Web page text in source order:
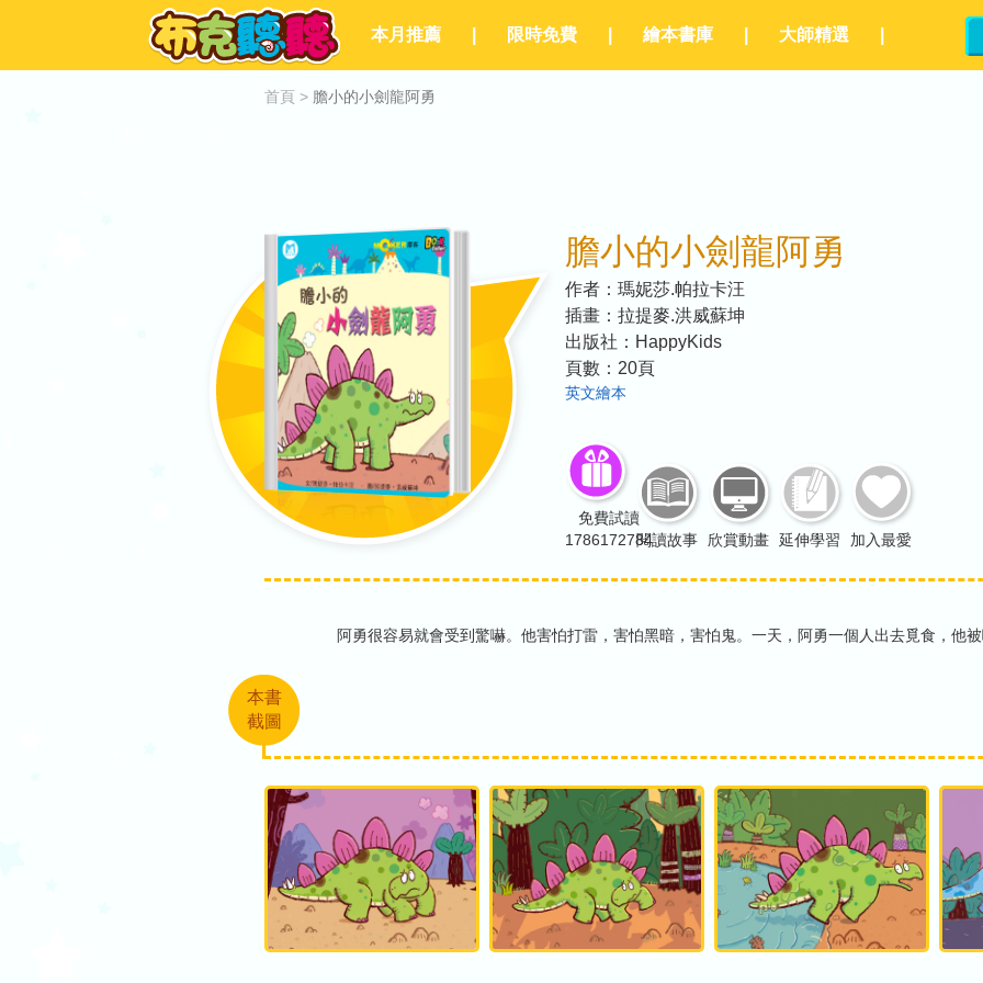
本月推薦 限時免費 繪本書庫 大師精選
首頁 > 膽小的小劍龍阿勇
膽小的小劍龍阿勇
作者： 瑪妮莎.帕拉卡汪
插畫： 拉提麥.洪威蘇坤
出版社： HappyKids
頁數： 20頁
英文繪本
免費試讀
1786172784閱讀故事 欣賞動畫 延伸學習 加入最愛
阿勇很容易就會受到驚嚇。他害怕打雷，害怕黑暗，害怕鬼。一天，阿勇一個人出去覓食，
本書
截圖